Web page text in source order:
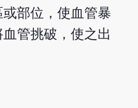
部位，使血管暴
管挑破，使之出